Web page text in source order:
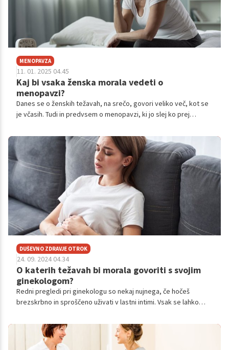
MENOPAVZA
11. 01. 2025 04.45
Kaj bi vsaka ženska morala vedeti o
menopavzi?
Danes se o ženskih težavah, na srečo, govori veliko več, kot se
je včasih. Tudi in predvsem o menopavzi, ki jo slej ko prej
DUŠEVNO ZDRAVJE OTROK
24. 09. 2024 04.34
O katerih težavah bi morala govoriti s svojim
ginekologom?
Redni pregledi pri ginekologu so nekaj nujnega, če hočeš
brezskrbno in sproščeno uživati v lastni intimi. Vsak se lahko
pomembno, da jih pravočasno prepozna in odpravi. V
nadaljevanju si lahko prebereš več o simptomih, pri katerih je
dobro, da se čim prej obrneš na svojega izbranega ginekologa